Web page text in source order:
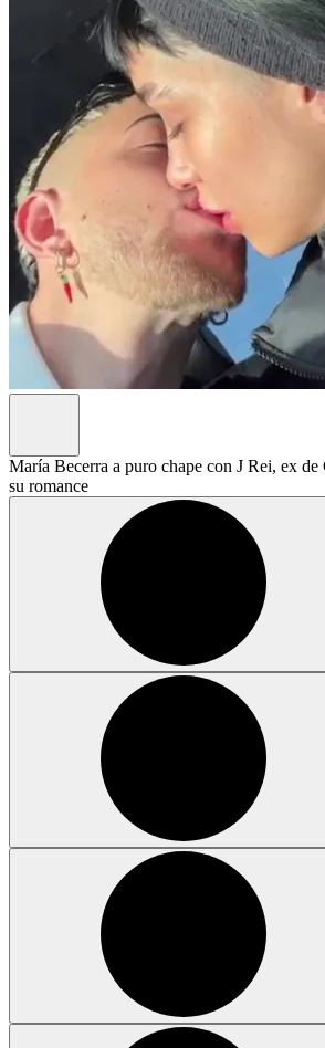
María Becerra a puro chape con J Rei, ex
su romance